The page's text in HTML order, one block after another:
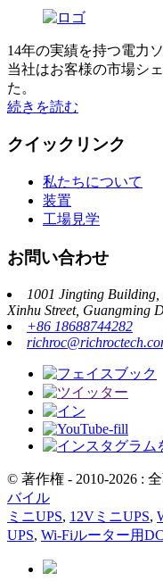
14年の実績を持つ電力
当社はお客様の市場シ
た。
続きを読む
クイックリンク
私たちについて
装置
工場見学
お問い合わせ
1001 Jingting
Xinhu Street, Guangming
+86 18688744282
© 著作権 - 2010-2026 :
バイル
ミニUPS, 12VミニUPS,
UPS, Wi-Fiルーター用